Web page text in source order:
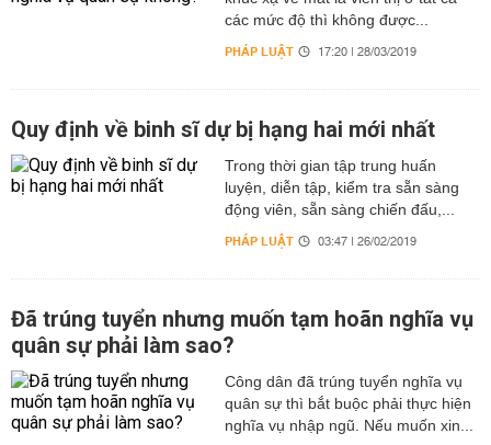
các mức độ thì không được...
PHÁP LUẬT 17:20 | 28/03/2019
Quy định về binh sĩ dự bị hạng hai mới nhất
Trong thời gian tập trung huấn
luyện, diễn tập, kiểm tra sẵn sàng
động viên, sẵn sàng chiến đấu,...
PHÁP LUẬT 03:47 | 26/02/2019
Đã trúng tuyển nhưng muốn tạm hoãn nghĩa vụ
quân sự phải làm sao?
Công dân đã trúng tuyển nghĩa vụ
quân sự thì bắt buộc phải thực hiện
nghĩa vụ nhập ngũ. Nếu muốn xin...